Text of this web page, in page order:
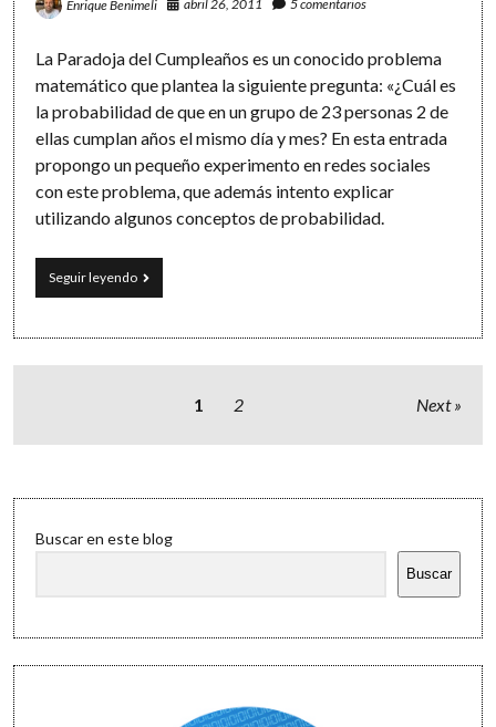
Enrique Benimeli abril 26, 2011 5 comentarios
La Paradoja del Cumpleaños es un conocido problema
matemático que plantea la siguiente pregunta: «¿Cuál es
la probabilidad de que en un grupo de 23 personas 2 de
ellas cumplan años el mismo día y mes? En esta entrada
propongo un pequeño experimento en redes sociales
con este problema, que además intento explicar
utilizando algunos conceptos de probabilidad.
Seguir leyendoExperimento
en
sociales:
cumpleaños
1 2 Next
Sidebar
Buscar en este blog
Buscar